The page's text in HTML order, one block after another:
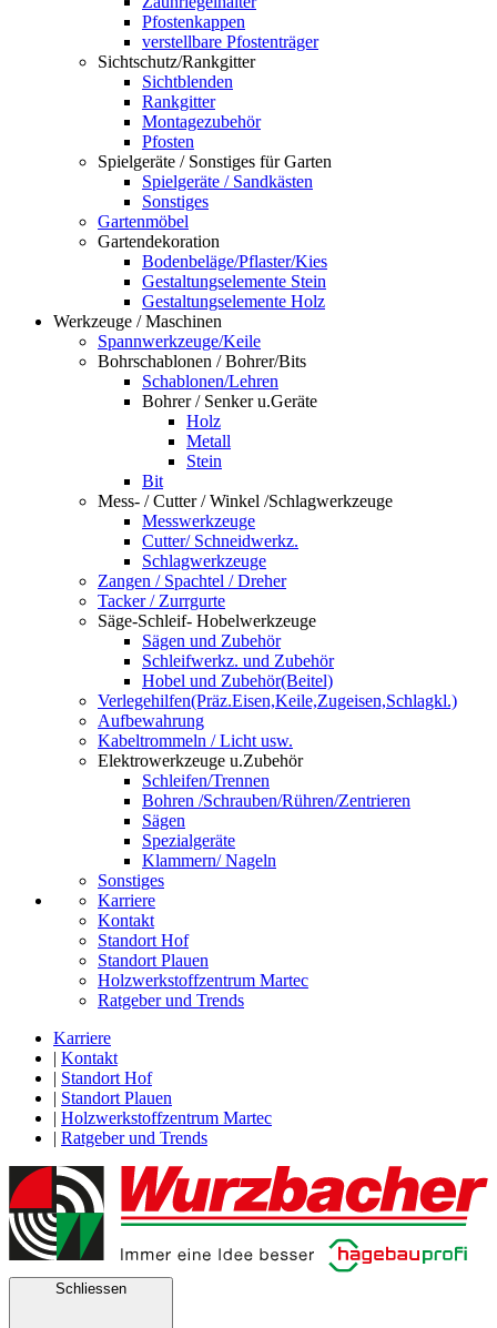
Pfostenkappen
verstellbare Pfostenträger
Sichtschutz/Rankgitter
Sichtblenden
Rankgitter
Montagezubehör
Pfosten
Spielgeräte / Sonstiges für Garten
Spielgeräte / Sandkästen
Sonstiges
Gartenmöbel
Gartendekoration
Bodenbeläge/Pflaster/Kies
Gestaltungselemente Stein
Gestaltungselemente Holz
Werkzeuge / Maschinen
Spannwerkzeuge/Keile
Bohrschablonen / Bohrer/Bits
Schablonen/Lehren
Bohrer / Senker u.Geräte
Holz
Metall
Stein
Bit
Mess- / Cutter / Winkel /Schlagwerkzeuge
Messwerkzeuge
Cutter/ Schneidwerkz.
Schlagwerkzeuge
Zangen / Spachtel / Dreher
Tacker / Zurrgurte
Säge-Schleif- Hobelwerkzeuge
Sägen und Zubehör
Schleifwerkz. und Zubehör
Hobel und Zubehör(Beitel)
Verlegehilfen(Präz.Eisen,Keile,Zugeisen,Schlagkl.)
Aufbewahrung
Kabeltrommeln / Licht usw.
Elektrowerkzeuge u.Zubehör
Schleifen/Trennen
Bohren /Schrauben/Rühren/Zentrieren
Sägen
Spezialgeräte
Klammern/ Nageln
Sonstiges
Karriere
Kontakt
Standort Hof
Standort Plauen
Holzwerkstoffzentrum Martec
Ratgeber und Trends
Karriere
| Kontakt
| Standort Hof
| Standort Plauen
| Holzwerkstoffzentrum Martec
| Ratgeber und Trends
Schliessen